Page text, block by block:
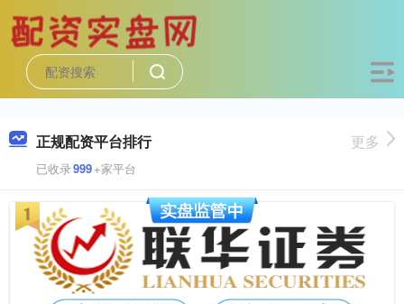
正规配资平台排行
已收录999+家平台
更多